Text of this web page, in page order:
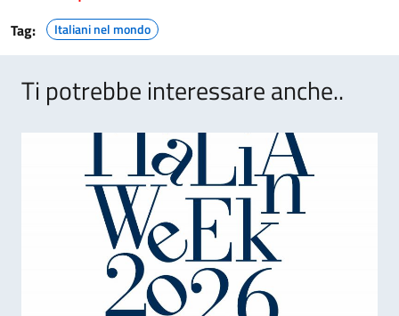
Tag: Italiani nel mondo
Ti potrebbe interessare anche..